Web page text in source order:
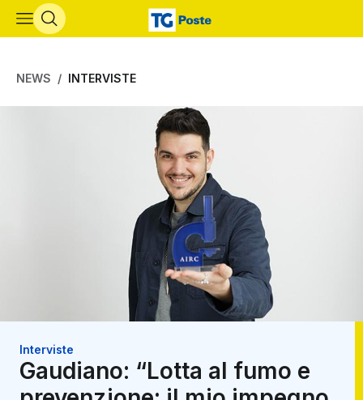
Vai al contenuto principale
NEWS INTERVISTE
Interviste
Gaudiano: “Lotta al fumo e